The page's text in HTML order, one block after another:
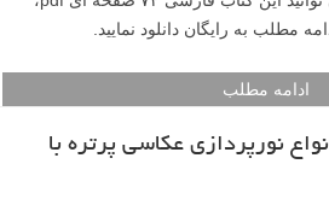
مطلب به رایگان دانلود نمایید.
ادامه مطلب
نورپردازی عکاسی پرتره با